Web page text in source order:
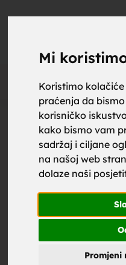
Mi
Koristimo
praćenja da
korisničko
kako bismo vam
sadržaj i ciljane
na našoj web
dolaze naši
Promjeni
za